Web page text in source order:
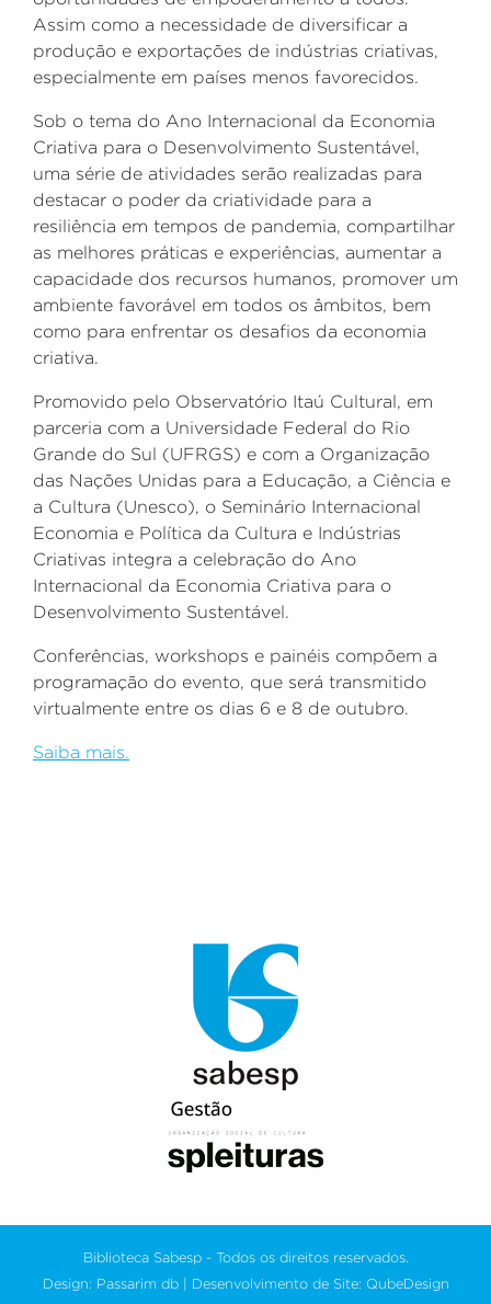
Assim como a necessidade de diversificar a
produção e exportações de indústrias criativas,
especialmente em países menos favorecidos.
Sob o tema do Ano Internacional da Economia
Criativa para o Desenvolvimento Sustentável,
uma série de atividades serão realizadas para
destacar o poder da criatividade para a
resiliência em tempos de pandemia, compartilhar
as melhores práticas e experiências, aumentar a
capacidade dos recursos humanos, promover um
ambiente favorável em todos os âmbitos, bem
como para enfrentar os desafios da economia
criativa.
Promovido pelo Observatório Itaú Cultural, em
parceria com a Universidade Federal do Rio
Grande do Sul (UFRGS) e com a Organização
das Nações Unidas para a Educação, a Ciência e
a Cultura (Unesco), o Seminário Internacional
Economia e Política da Cultura e Indústrias
Criativas integra a celebração do Ano
Internacional da Economia Criativa para o
Desenvolvimento Sustentável.
Conferências, workshops e painéis compõem a
programação do evento, que será transmitido
virtualmente entre os dias 6 e 8 de outubro.
Saiba mais.
Biblioteca Sabesp - Todos os direitos reservados.
Design: Passarim db | Desenvolvimento de Site: QubeDesign